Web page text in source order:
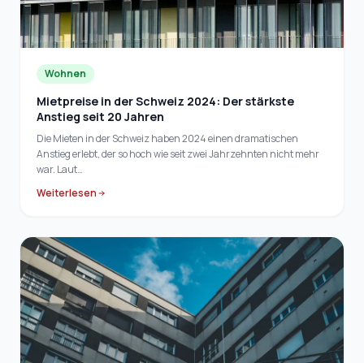
Wohnen
Mietpreise in der Schweiz 2024: Der stärkste
Anstieg seit 20 Jahren
Die Mieten in der Schweiz haben 2024 einen dramatischen
Anstieg erlebt, der so hoch wie seit zwei Jahrzehnten nicht mehr
war. Laut…
Weiterlesen